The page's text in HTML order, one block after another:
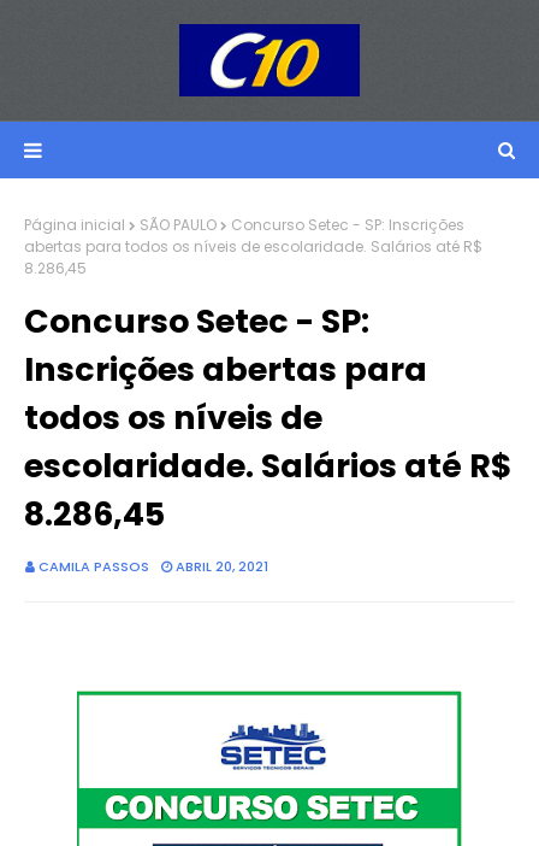
Página inicial SÃO PAULO
Concurso Setec - SP: Inscrições
abertas para todos os níveis de escolaridade. Salários até R$
8.286,45
Concurso Setec - SP:
Inscrições abertas para
todos os níveis de
escolaridade. Salários até R$
8.286,45
CAMILA PASSOS ABRIL 20, 2021